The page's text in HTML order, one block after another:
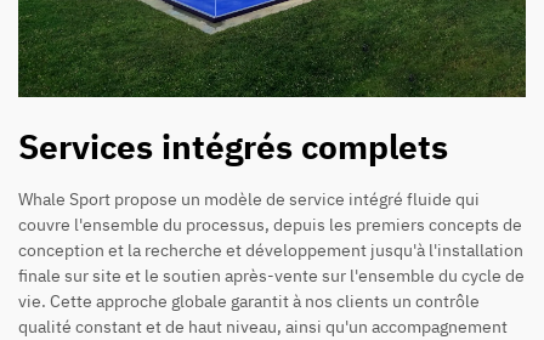
Services intégrés complets
Whale Sport propose un modèle de service intégré fluide qui
couvre l'ensemble du processus, depuis les premiers concepts de
conception et la recherche et développement jusqu'à l'installation
finale sur site et le soutien après-vente sur l'ensemble du cycle de
vie. Cette approche globale garantit à nos clients un contrôle
qualité constant et de haut niveau, ainsi qu'un accompagnement